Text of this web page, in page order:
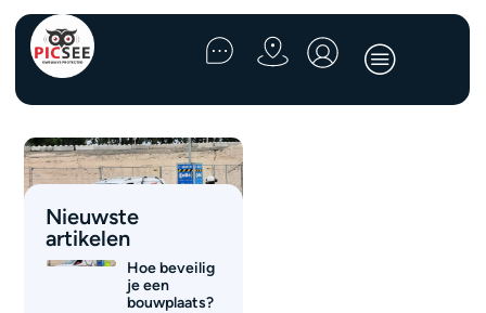
Hoe beveilig
Nieuwste
artikelen
Hoe beveilig
je een
bouwplaats?